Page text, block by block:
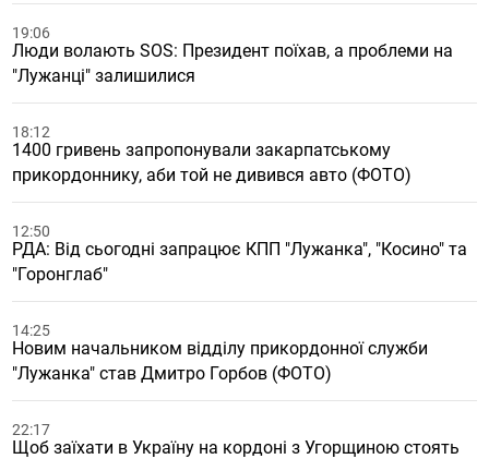
19:06
Люди волають SOS: Президент поїхав, а проблеми на
"Лужанці" залишилися
18:12
1400 гривень запропонували закарпатському
прикордоннику, аби той не дивився авто (ФОТО)
12:50
РДА: Від сьогодні запрацює КПП "Лужанка", "Косино" та
"Горонглаб"
14:25
Новим начальником відділу прикордонної служби
"Лужанка" став Дмитро Горбов (ФОТО)
22:17
Щоб заїхати в Україну на кордоні з Угорщиною стоять